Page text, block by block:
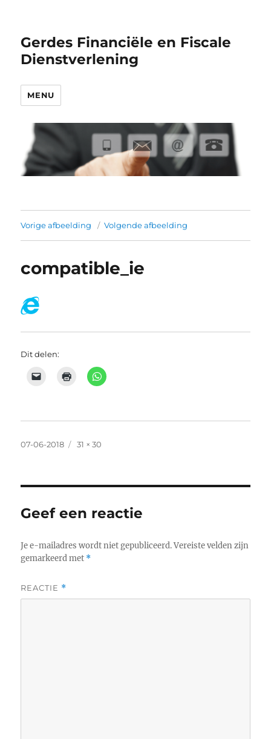
Gerdes Financiële en Fiscale
Dienstverlening
MENU
Vorige afbeelding Volgende afbeelding
compatible_ie
Dit delen:
Geplaatst
07-06-2018
Volledige
31 × 30
Geef een reactie
Je e-mailadres wordt niet gepubliceerd. Vereiste velden zijn
gemarkeerd met *
REACTIE *